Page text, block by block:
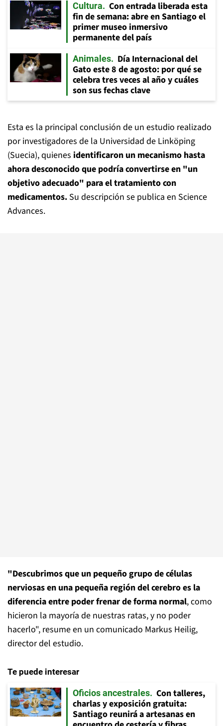
Cultura
Con entrada liberada esta
fin de semana: abre en Santiago el
primer museo inmersivo
permanente del país
Animales
Día Internacional del
Gato este 8 de agosto: por qué se
celebra tres veces al año y cuáles
son sus fechas clave
Esta es la principal conclusión de un estudio realizado
por investigadores de la Universidad de Linköping
(Suecia), quienes identificaron un mecanismo hasta
ahora desconocido que podría convertirse en "un
objetivo adecuado" para el tratamiento con
medicamentos. Su descripción se publica en Science
Advances.
"Descubrimos que un pequeño grupo de células
nerviosas en una pequeña región del cerebro es la
diferencia entre poder frenar de forma normal, como
hicieron la mayoría de nuestras ratas, y no poder
hacerlo", resume en un comunicado Markus Heilig,
director del estudio.
Te puede interesar
Oficios ancestrales
Con talleres,
charlas y exposición gratuita:
Santiago reunirá a artesanas en